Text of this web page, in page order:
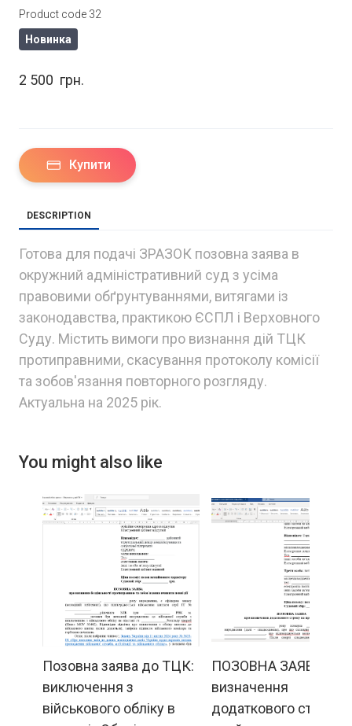
Product code 32
Новинка
2 500  грн.
Купити
DESCRIPTION
Готова для подачі ЗРАЗОК позовна заява в
окружний адміністративний суд з усіма
правовими обґрунтуваннями, витягами із
законодавства, практикою ЄСПЛ і Верховного
Суду. Містить вимоги про визнання дій ТЦК
протиправними, скасування протоколу комісії
та зобов'язання повторного розгляду.
Актуальна на 2025 рік.
You might also like
Позовна заява до ТЦК:
виключення з
військового обліку в
ПОЗОВНА ЗАЯВА про
визначення
додаткового строку